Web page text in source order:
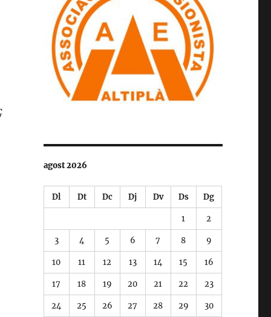
agost 2026
Dl Dt Dc Dj Dv Ds Dg
1 2
3 4 5 6 7 8 9
10 11 12 13 14 15 16
17 18 19 20 21 22 23
24 25 26 27 28 29 30